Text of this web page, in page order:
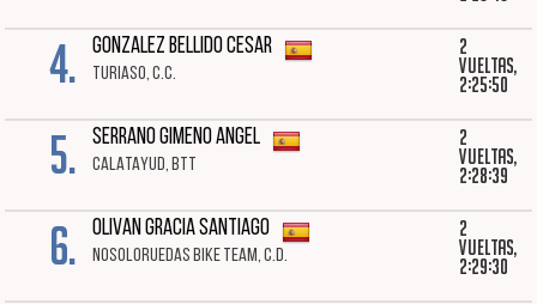
4. GONZALEZ BELLIDO CESAR
TURIASO, C.C.
2
vueltas,
2:25:50
5. SERRANO GIMENO ANGEL
CALATAYUD, BTT
2
vueltas,
2:28:39
6. OLIVAN GRACIA SANTIAGO
NOSOLORUEDAS BIKE TEAM, C.D.
2
vueltas,
2:29:30